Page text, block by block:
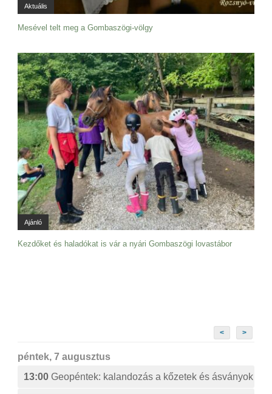
Aktuális
Mesével telt meg a Gombaszögi-völgy
Ajánló
Kezdőket és haladókat is vár a nyári Gombaszögi lovastábor
< >
péntek, 7 augusztus
13:00 Geopéntek: kalandozás a kőzetek és ásványok